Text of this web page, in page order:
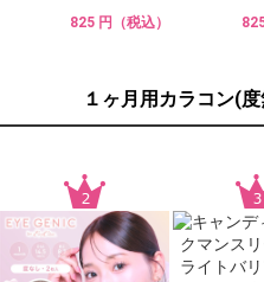
825 円（税込）
１ヶ月用カラコン(